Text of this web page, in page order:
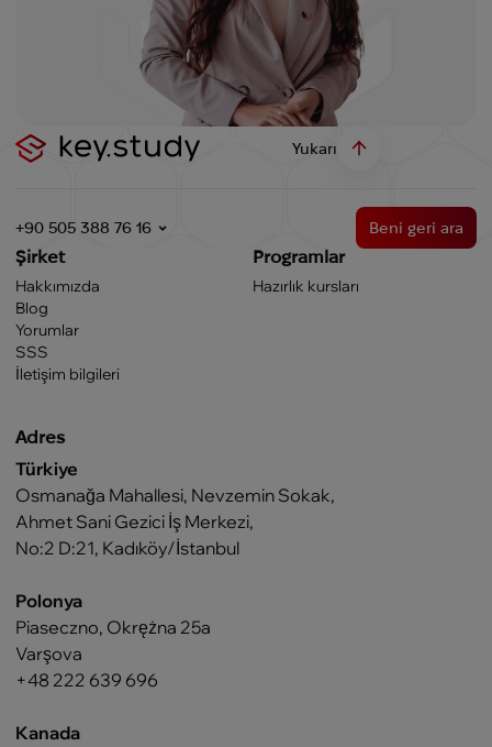
Yukarı
+90 505 388 76 16 Beni geri ara
Şirket
Hakkımızda
Blog
Yorumlar
SSS
İletişim bilgileri
Programlar
Hazırlık kursları
Adres
Türkiye
Osmanağa Mahallesi, Nevzemin Sokak,
Ahmet Sani Gezici İş Merkezi,
No:2 D:21, Kadıköy/İstanbul
Polonya
Piaseczno, Okrężna 25a
Varşova
+48 222 639 696
Kanada